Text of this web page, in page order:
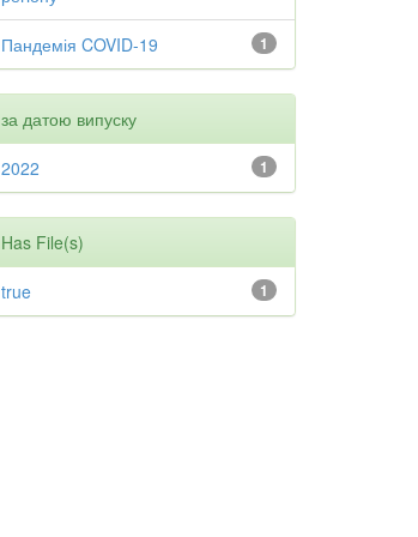
1
Пандемія COVID-19
за датою випуску
1
2022
Has File(s)
1
true